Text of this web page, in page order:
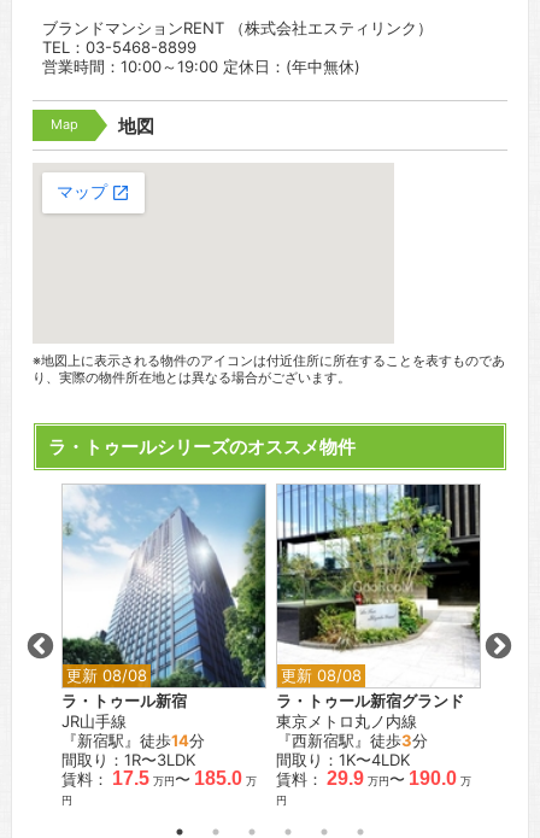
ブランドマンションRENT （株式会社エスティリンク）
TEL：03-5468-8899
営業時間：10:00～19:00 定休日：(年中無休)
Map 地図
※地図上に表示される物件のアイコンは付近住所に所在することを表すものであ
り、実際の物件所在地とは異なる場合がございます。
ラ・トゥールシリーズのオススメ物件
更新 08/08
ラ・トゥール新宿
JR山手線
『新宿駅』徒歩14分
間取り：1R〜3LDK
賃料： 17.5 万円〜 185.0 万
円
更新 08/08
ラ・トゥール新宿グランド
東京メトロ丸ノ内線
『西新宿駅』徒歩3分
間取り：1K〜4LDK
賃料： 29.9 万円〜 190.0 万
円